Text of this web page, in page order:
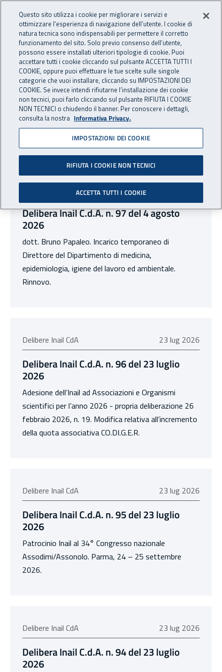
INAIL - Istituto Nazionale
Apri cerca
Navigazione principale
Navigazione - Ti trovi in:
Home Atti e documenti
Delibere del Consiglio di
Amministrazione
Delibere del Consiglio di
Amministrazione
Elenco Normative
Delibere Inail CdA
Delibera Inail C.d.A. n. 97 del 4 agosto
2026
dott. Bruno Papaleo. Incarico temporaneo di
Direttore del Dipartimento di medicina,
epidemiologia, igiene del lavoro ed ambientale.
Rinnovo.
Delibere Inail CdA 23 luglio 2026
23 lug 2026
Delibera Inail C.d.A. n. 96 del 23 luglio
2026
Adesione dell’Inail ad Associazioni e Organismi
scientifici per l’anno 2026 - propria deliberazione 26
febbraio 2026, n. 19. Modifica relativa all’incremento
della quota associativa CO.DI.G.E.R.
Delibere Inail CdA 23 luglio 2026
23 lug 2026
Delibera Inail C.d.A. n. 95 del 23 luglio
2026
Patrocinio Inail al 34° Congresso nazionale
Assodimi/Assonolo. Parma, 24 – 25 settembre
2026.
Delibere Inail CdA 23 luglio 2026
23 lug 2026
Delibera Inail C.d.A. n. 94 del 23 luglio
2026
Questo sito utilizza i cookie per migliorare i servizi e
ottimizzare l’esperienza di navigazione dell’utente. I cookie di
natura tecnica sono indispensabili per permettere il corretto
funzionamento del sito. Solo previo consenso dell’utente,
possono essere installati ulteriori tipologie di cookie. Puoi
accettare tutti i cookie cliccando sul pulsante ACCETTA TUTTI I
COOKIE, oppure puoi effettuare le tue scelte sulle singole
categorie che vuoi installare, cliccando su IMPOSTAZIONI DEI
COOKIE. Se invece intendi rifiutarne l’installazione dei cookie
non tecnici, puoi farlo cliccando sul pulsante RIFIUTA I COOKIE
NON TECNICI o chiudendo il banner. Per conoscere i dettagli,
consulta la nostra Informativa Privacy.
IMPOSTAZIONI DEI COOKIE
RIFIUTA I COOKIE NON TECNICI
ACCETTA TUTTI I COOKIE